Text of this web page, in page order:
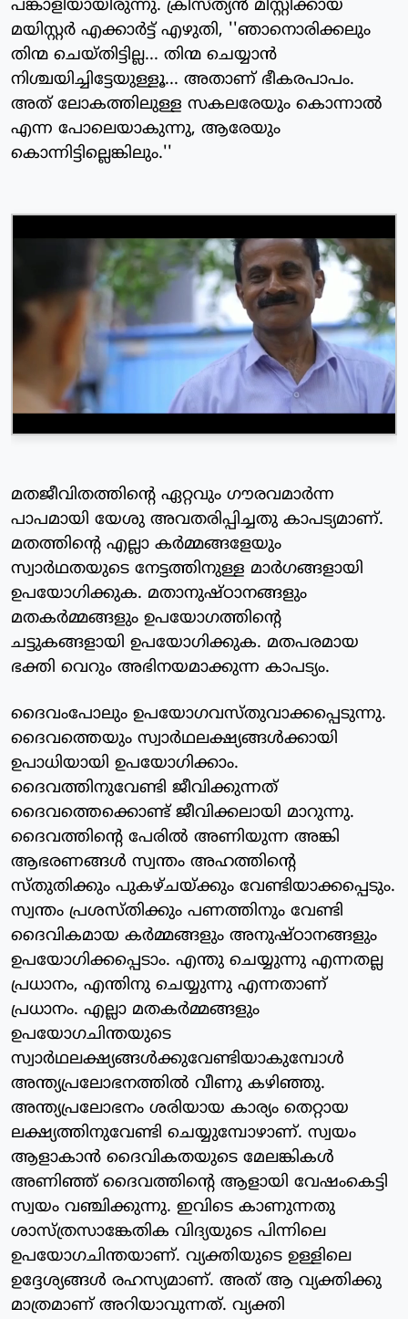
പങ്കാളിയായിരുന്നു. ക്രിസ്ത്യന്‍ മിസ്റ്റിക്കായ
മയിസ്റ്റര്‍ എക്കാര്‍ട്ട് എഴുതി, ''ഞാനൊരിക്കലും
തിന്മ ചെയ്തിട്ടില്ല... തിന്മ ചെയ്യാന്‍
നിശ്ചയിച്ചിട്ടേയുള്ളൂ... അതാണ് ഭീകരപാപം.
അത് ലോകത്തിലുള്ള സകലരേയും കൊന്നാല്‍
എന്ന പോലെയാകുന്നു, ആരേയും
കൊന്നിട്ടില്ലെങ്കിലും.''
മതജീവിതത്തിന്റെ ഏറ്റവും ഗൗരവമാര്‍ന്ന
പാപമായി യേശു അവതരിപ്പിച്ചതു കാപട്യമാണ്.
മതത്തിന്റെ എല്ലാ കര്‍മ്മങ്ങളേയും
സ്വാര്‍ഥതയുടെ നേട്ടത്തിനുള്ള മാര്‍ഗങ്ങളായി
ഉപയോഗിക്കുക. മതാനുഷ്ഠാനങ്ങളും
മതകര്‍മ്മങ്ങളും ഉപയോഗത്തിന്റെ
ചട്ടുകങ്ങളായി ഉപയോഗിക്കുക. മതപരമായ
ഭക്തി വെറും അഭിനയമാക്കുന്ന കാപട്യം.
ദൈവംപോലും ഉപയോഗവസ്തുവാക്കപ്പെടുന്നു.
ദൈവത്തെയും സ്വാര്‍ഥലക്ഷ്യങ്ങള്‍ക്കായി
ഉപാധിയായി ഉപയോഗിക്കാം.
ദൈവത്തിനുവേണ്ടി ജീവിക്കുന്നത്
ദൈവത്തെക്കൊണ്ട് ജീവിക്കലായി മാറുന്നു.
ദൈവത്തിന്റെ പേരില്‍ അണിയുന്ന അങ്കി
ആഭരണങ്ങള്‍ സ്വന്തം അഹത്തിന്റെ
സ്തുതിക്കും പുകഴ്ചയ്ക്കും വേണ്ടിയാക്കപ്പെടും.
സ്വന്തം പ്രശസ്തിക്കും പണത്തിനും വേണ്ടി
ദൈവികമായ കര്‍മ്മങ്ങളും അനുഷ്ഠാനങ്ങളും
ഉപയോഗിക്കപ്പെടാം. എന്തു ചെയ്യുന്നു എന്നതല്ല
പ്രധാനം, എന്തിനു ചെയ്യുന്നു എന്നതാണ്
പ്രധാനം. എല്ലാ മതകര്‍മ്മങ്ങളും
ഉപയോഗചിന്തയുടെ
സ്വാര്‍ഥലക്ഷ്യങ്ങള്‍ക്കുവേണ്ടിയാകുമ്പോള്‍
അന്ത്യപ്രലോഭനത്തില്‍ വീണു കഴിഞ്ഞു.
അന്ത്യപ്രലോഭനം ശരിയായ കാര്യം തെറ്റായ
ലക്ഷ്യത്തിനുവേണ്ടി ചെയ്യുമ്പോഴാണ്. സ്വയം
ആളാകാന്‍ ദൈവികതയുടെ മേലങ്കികള്‍
അണിഞ്ഞ് ദൈവത്തിന്റെ ആളായി വേഷംകെട്ടി
സ്വയം വഞ്ചിക്കുന്നു. ഇവിടെ കാണുന്നതു
ശാസ്ത്രസാങ്കേതിക വിദ്യയുടെ പിന്നിലെ
ഉപയോഗചിന്തയാണ്. വ്യക്തിയുടെ ഉള്ളിലെ
ഉദ്ദേശ്യങ്ങള്‍ രഹസ്യമാണ്. അത് ആ വ്യക്തിക്കു
മാത്രമാണ് അറിയാവുന്നത്. വ്യക്തി